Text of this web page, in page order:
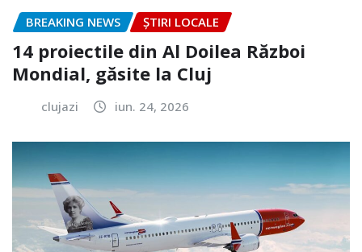
BREAKING NEWS ȘTIRI LOCALE
14 proiectile din Al Doilea Război
Mondial, găsite la Cluj
clujazi iun. 24, 2026